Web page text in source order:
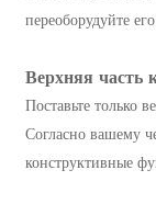
переоборудуйте
Верхняя часть
Поставьте только
Согласно вашему
конструктивные